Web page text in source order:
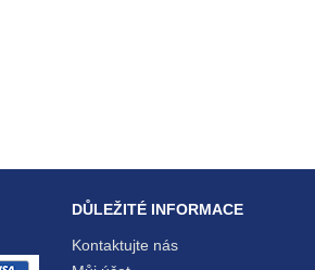
DŮLEŽITÉ INFORMACE
Kontaktujte nás